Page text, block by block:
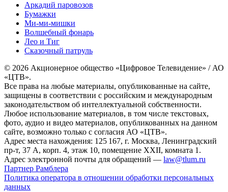
Аркадий паровозов
Бумажки
Ми-ми-мишки
Волшебный фонарь
Лео и Тиг
Сказочный патруль
© 2026 Акционерное общество «Цифровое Телевидение» / АО
«ЦТВ».
Все права на любые материалы, опубликованные на сайте,
защищены в соответствии с российским и международным
законодательством об интеллектуальной собственности.
Любое использование материалов, в том числе текстовых,
фото, аудио и видео материалов, опубликованных на данном
сайте, возможно только с согласия АО «ЦТВ».
Адрес места нахождения: 125 167, г. Москва, Ленинградский
пр-т, 37 А, корп. 4, этаж 10, помещение XXII, комната 1.
Адрес электронной почты для обращений — law@tlum.ru
Партнер Рамблера
Политика оператора в отношении обработки персональных
данных